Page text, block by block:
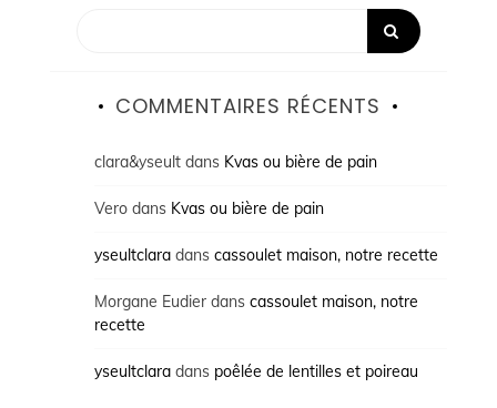
COMMENTAIRES RÉCENTS
clara&yseultdans Kvas ou bière de pain
Verodans Kvas ou bière de pain
yseultclaradans cassoulet maison, notre recette
Morgane Eudierdans cassoulet maison, notre
recette
yseultclaradans poêlée de lentilles et poireau